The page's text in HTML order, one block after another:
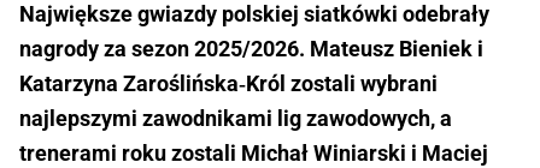
Największe gwiazdy polskiej siatkówki odebrały
nagrody za sezon 2025/2026. Mateusz Bieniek i
Katarzyna Zaroślińska‑Król zostali wybrani
najlepszymi zawodnikami lig zawodowych, a
trenerami roku zostali Michał Winiarski i Maciej